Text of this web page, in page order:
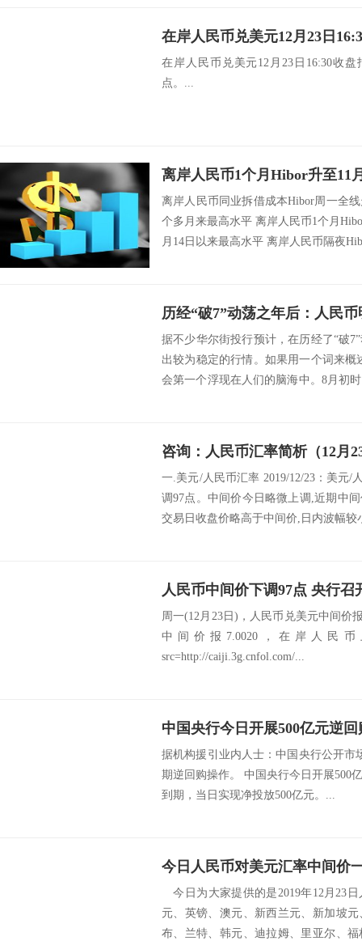
在岸人民币兑美元12月23日16:30收
点。...
离岸人民币1个月Hibor升至11
离岸人民币同业拆借成本Hibor周一全
个多月来最高水平 离岸人民币1个月
月14日以来最高水平 离岸人民币隔夜
历经“破7”动荡之年后：人民
据不少华尔街投行预计，在历经了“破
出较为稳定的行情。如果用一个词来概
会第一个浮现在人们的脑海中。8月初
咨询：人民币汇率简析（12月
一.美元/人民币汇率 2019/12/23：美元/
调97点。中间价今日略微上调,近期中
交易日收盘价略高于中间价,日内波幅较
周一(12月23日)，人民币兑美元中间价
中间价报7.0020，在岸人民
src=http://caiji.3g.cnfol.com/...
中国央行今日开展500亿元逆
据机构援引业内人士：中国央行公开市
期逆回购操作。 中国央行今日开展500
到期，当日实现净投放500亿元。...
今日人民币对美元汇率中间价
今日为大家提供的是2019年12月23
元、英镑、澳元、新西兰元、新加坡
布、兰特、韩元、迪拉姆、里亚尔、